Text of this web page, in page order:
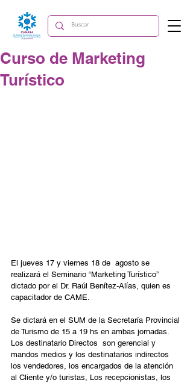
Curso de Marketing
Turístico
El jueves 17 y viernes 18 de  agosto se
realizará el Seminario “Marketing Turístico”
dictado por el Dr. Raúl Benítez-Alías, quien es
capacitador de CAME.
Se dictará en el SUM de la Secretaría Provincial
de Turismo de 15 a 19 hs en ambas jornadas.
Los destinatario Directos  son gerencial y
mandos medios y los destinatarios indirectos
los vendedores, los encargados de la atención
al Cliente y/o turistas, Los recepcionistas, los